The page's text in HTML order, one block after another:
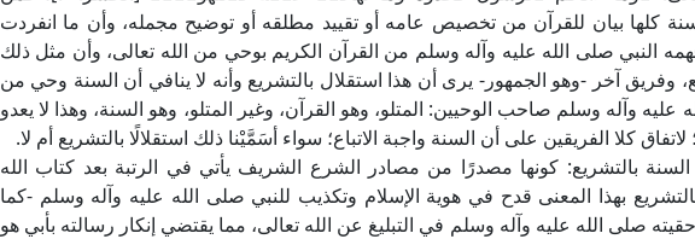
كلها بيان للقرآن من تخصيص عامه أو تقييد مطلقه أو توضيح مجمله، وأن ما انفردت
النبي صلى الله عليه وآله وسلم من القرآن الكريم بوحي من الله تعالى، وأن مثل ذلك
وفريق آخر -وهو الجمهور- يرى أن هذا استقلال بالتشريع وأنه لا ينافي أن السنة وحي من
عليه وآله وسلم صاحب الوحيين: المتلو، وهو القرآن، وغير المتلو، وهو السنة، وهذا لا يعدو
لاتفاق كلا الفريقين على أن السنة واجبة الاتباع؛ سواء أسَمَّيْنا ذلك استقلالًا بالتشريع أم لا.
السنة بالتشريع: كونها مصدرًا من مصادر الشرع الشريف يأتي في الرتبة بعد كتاب الله
بالتشريع بهذا المعنى قدح في هوية الإسلام وتكذيب للنبي صلى الله عليه وآله وسلم -كما
صلى الله عليه وآله وسلم في التبليغ عن الله تعالى، مما يقتضي إنكار رسالته بأبي هو